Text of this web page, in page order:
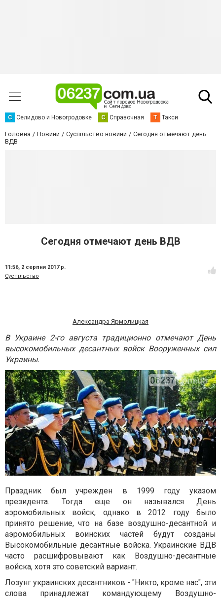
С Селидово и Новогродовке С Справочная Т Такси
Головна Новини Суспільство новини
Сегодня отмечают день
ВДВ
Сегодня отмечают день ВДВ
11:56, 2 серпня 2017 р.
Суспільство
Александра Ярмолицкая
В Украине 2-го августа традиционно отмечают День
высокомобильных десантных войск Вооруженных сил
Украины.
Праздник был учрежден в 1999 году указом
президента. Тогда еще он назывался День
аэромобильных войск, однако в 2012 году было
принято решение, что на базе воздушно-десантной и
аэромобильных воинских частей будут созданы
Высокомобильные десантные войска. Украинские ВДВ
часто расшифровывают как Воздушно-десантные
войска, хотя это советский вариант.
Лозунг украинских десантников - "Никто, кроме нас", эти
слова принадлежат командующему Воздушно-